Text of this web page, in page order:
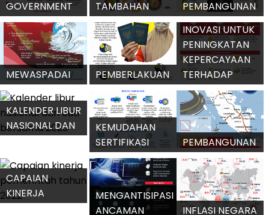
UPAYA
PENINGKATAN
LITERASI
MASYARAKAT
INDONESIA
PAJAK PMSE
HINGGA
AGUSTUS 2022
CAPAI RP3,5
TRILIUN
BELANJA WAJIB
DAERAH UNTUK
PENANGANAN
INFLASI
PENYALURAN
PKH HINGGA
TRIWULAN III
2022
OPERASI ZEBRA
JAYA 2022
INDUSTRI
MANUFAKTUR
INDONESIA
TERUS
MENGUAT
JOKOWI: RI
AMBIL PERAN
TERDEPAN
BANGUN
EKOSISTEM
EKONOMI
KREATIF
DAMPAK
KENAIKAN
HARGA BBM
TERHADAP
INFLASI